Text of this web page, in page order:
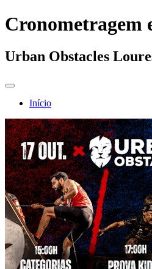
Cronometragem
Urban Obstacles
Início